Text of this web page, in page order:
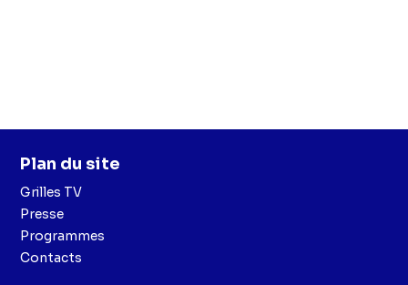
Plan du site
Grilles TV
Presse
Programmes
Contacts